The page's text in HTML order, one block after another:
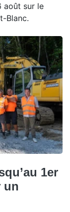
août sur le
Blanc.
1er
un